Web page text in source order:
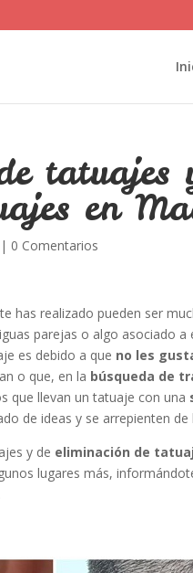
tatuajes
en
| 0 Comentarios
has realizado pueden ser
parejas o algo asociado
es debido a que no les
o que, en la búsqueda de
que llevan un tatuaje con una
de ideas y se arrepienten
y de eliminación de
lugares más,